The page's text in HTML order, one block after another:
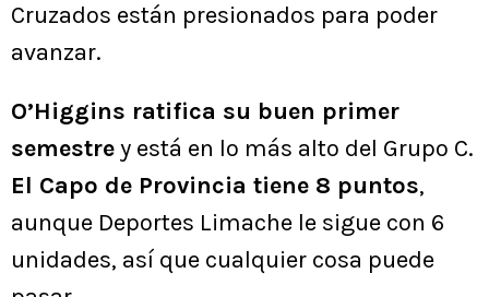
Cruzados están presionados para poder
avanzar.
O’Higgins ratifica su buen primer
semestrey está en lo más alto del Grupo C.
El Capo de Provincia tiene 8 puntos,
aunque Deportes Limache le sigue con 6
unidades, así que cualquier cosa puede